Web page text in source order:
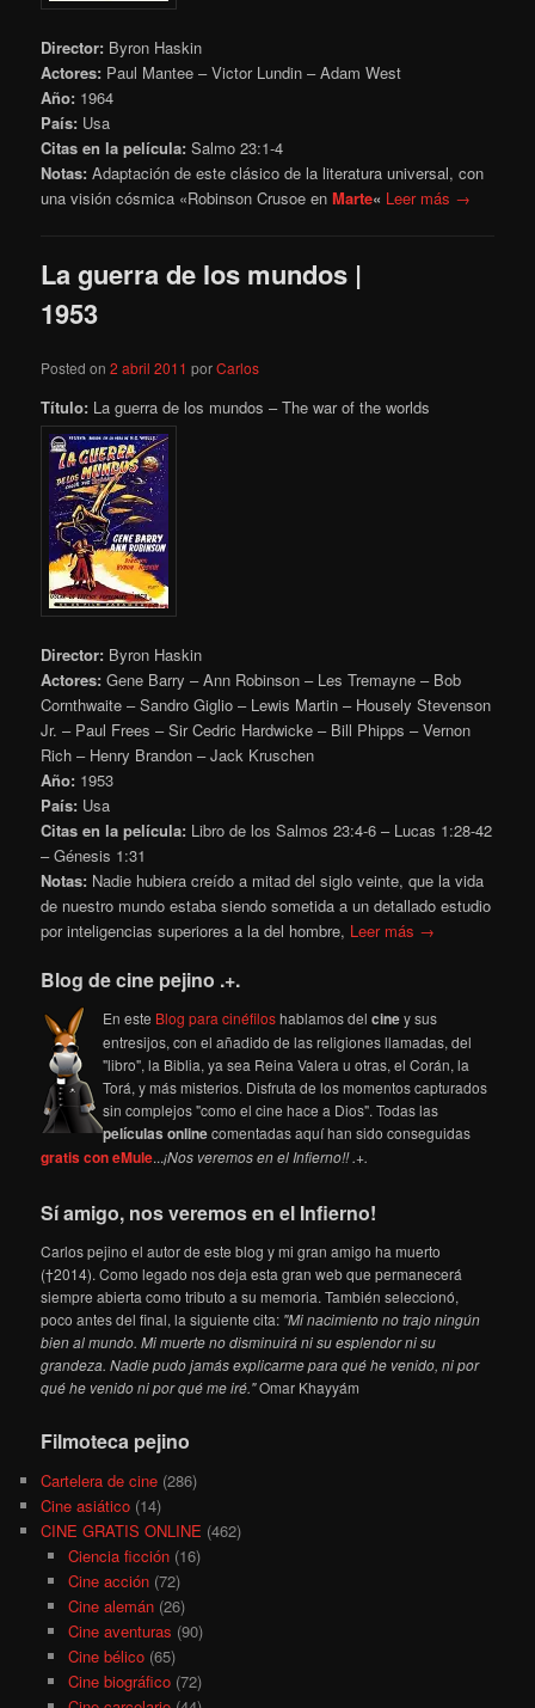
Director: Byron Haskin
Actores: Paul Mantee – Victor Lundin – Adam West
Año: 1964
País: Usa
Citas en la película: Salmo 23:1-4
Notas:Adaptación de este clásico de la literatura universal, con
una visión cósmica «Robinson Crusoe enMarte« Leer más →
La guerra de los mundos |
1953
Posted on2 abril 2011 porCarlos
Título: La guerra de los mundos – The war of the worlds
Director: Byron Haskin
Actores: Gene Barry – Ann Robinson – Les Tremayne – Bob
Cornthwaite – Sandro Giglio – Lewis Martin – Housely Stevenson
Jr. – Paul Frees – Sir Cedric Hardwicke – Bill Phipps – Vernon
Rich – Henry Brandon – Jack Kruschen
Año: 1953
País: Usa
Citas en la película: Libro de los Salmos 23:4-6 – Lucas 1:28-42
– Génesis 1:31
Notas: Nadie hubiera creído a mitad del siglo veinte, que la vida
de nuestro mundo estaba siendo sometida a un detallado estudio
por inteligencias superiores a la del hombre, Leer más →
Blog de cine pejino .+.
En este Blog para cinéfiloshablamos delciney sus
entresijos, con el añadido de las religiones llamadas, del
"libro", la Biblia, ya sea Reina Valera u otras, el Corán, la
Torá, y más misterios. Disfruta de los momentos capturados
sin complejos "como el cine hace a Dios". Todas las
películas onlinecomentadas aquí han sido conseguidas
gratis con eMule...¡Nos veremos en el Infierno!! .+.
Sí amigo, nos veremos en el Infierno!
Carlos pejino el autor de este blog y mi gran amigo ha muerto
(†2014). Como legado nos deja esta gran web que permanecerá
siempre abierta como tributo a su memoria. También seleccionó,
poco antes del final, la siguiente cita: "Mi nacimiento no trajo ningún
bien al mundo. Mi muerte no disminuirá ni su esplendor ni su
grandeza. Nadie pudo jamás explicarme para qué he venido, ni por
qué he venido ni por qué me iré."Omar Khayyám
Filmoteca pejino
Cartelera de cine (286)
Cine asiático (14)
CINE GRATIS ONLINE (462)
Ciencia ficción(16)
Cine acción(72)
Cine alemán(26)
Cine aventuras (90)
Cine bélico(65)
Cine biográfico(72)